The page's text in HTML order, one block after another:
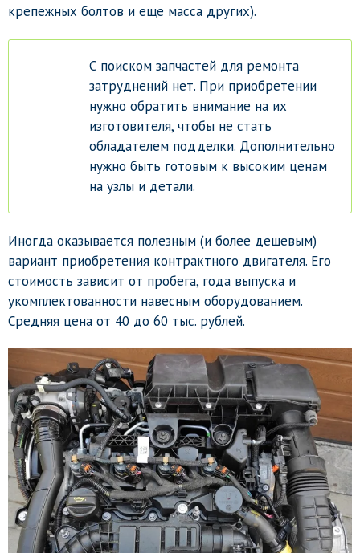
крепежных болтов и еще масса других).
С поиском запчастей для ремонта
затруднений нет. При приобретении
нужно обратить внимание на их
изготовителя, чтобы не стать
обладателем подделки. Дополнительно
нужно быть готовым к высоким ценам
на узлы и детали.
Иногда оказывается полезным (и более дешевым)
вариант приобретения контрактного двигателя. Его
стоимость зависит от пробега, года выпуска и
укомплектованности навесным оборудованием.
Средняя цена от 40 до 60 тыс. рублей.